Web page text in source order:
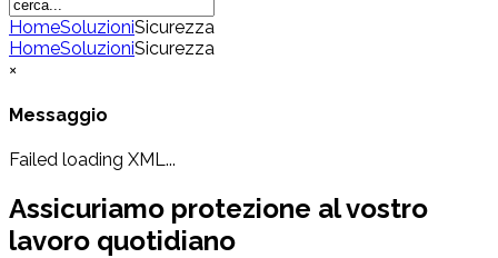
HomeSoluzioniSicurezza
HomeSoluzioniSicurezza
×
Messaggio
Failed loading XML...
Assicuriamo protezione al vostro
lavoro quotidiano